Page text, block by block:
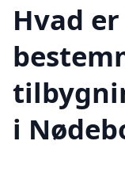
Hvad
i